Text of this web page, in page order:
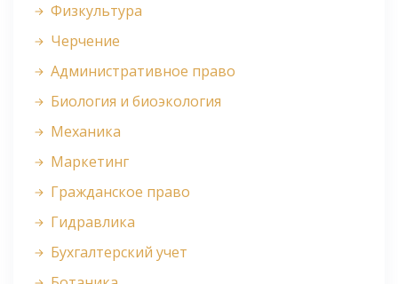
Физкультура
Черчение
Административное право
Биология и биоэкология
Механика
Маркетинг
Гражданское право
Гидравлика
Бухгалтерский учет